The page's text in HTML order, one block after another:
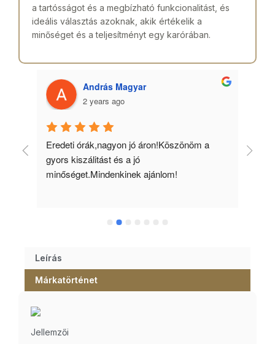
a tartósságot és a megbízható funkcionalitást, és
ideális választás azoknak, akik értékelik a
minőséget és a teljesítményt egy karórában.
András Magyar
2 years ago
Eredeti órák,nagyon jó áron!Köszönöm a
gyors kiszálitást és a jó
minőséget.Mindenkinek ajánlom!
Leírás
Márkatörténet
Jellemzői